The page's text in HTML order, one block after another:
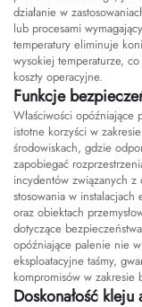
działanie w
lub procesami
temperatury eliminuje
wysokiej temperaturze,
koszty operacyjne.
Funkcje
Właściwości opóźniające
istotne korzyści w
środowiskach, gdzie
zapobiegać
incydentów związanych
stosowania w
oraz obiektach
dotyczące
opóźniające palenie nie
eksploatacyjne taśmy,
kompromisów w zakresie
Doskonałość